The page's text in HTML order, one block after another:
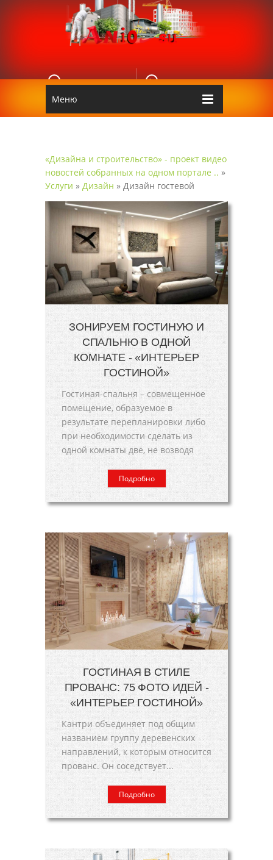
КОНТАКТЫ
E-MAIL
Меню
«Дизайна и строительство» - проект видео
новостей собранных на одном портале .. »
Услуги » Дизайн » Дизайн гостевой
ЗОНИРУЕМ ГОСТИНУЮ И
СПАЛЬНЮ В ОДНОЙ
КОМНАТЕ - «ИНТЕРЬЕР
ГОСТИНОЙ»
Гостиная-спальня – совмещенное
помещение, образуемое в
результате перепланировки либо
при необходимости сделать из
одной комнаты две, не возводя
Подробно
ГОСТИНАЯ В СТИЛЕ
ПРОВАНС: 75 ФОТО ИДЕЙ -
«ИНТЕРЬЕР ГОСТИНОЙ»
Кантри объединяет под общим
названием группу деревенских
направлений, к которым относится
прованс. Он соседствует...
Подробно